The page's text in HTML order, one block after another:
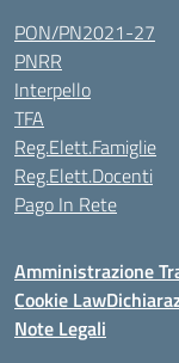
PON/PN2021-27
PNRR
Interpello
TFA
Reg.Elett.Famiglie
Reg.Elett.Docenti
Pago In Rete
Amministrazione
Cookie Law
Note Legali